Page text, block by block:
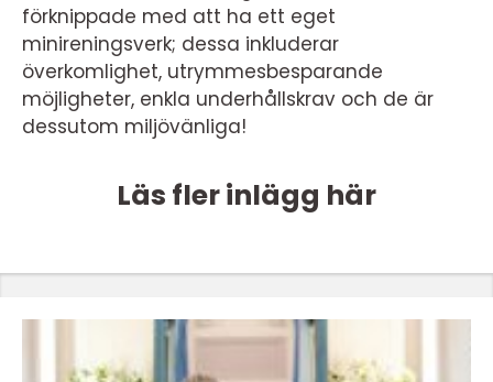
förknippade med att ha ett eget
minireningsverk; dessa inkluderar
överkomlighet, utrymmesbesparande
möjligheter, enkla underhållskrav och de är
dessutom miljövänliga!
Läs fler inlägg här